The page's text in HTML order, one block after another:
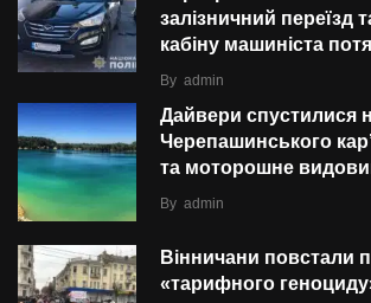
залізничний переїзд
кабіну машиніста
By admin
Дайвери спустилися
Черепашинського
та моторошне
By admin
Вінничани повстали
«тарифного